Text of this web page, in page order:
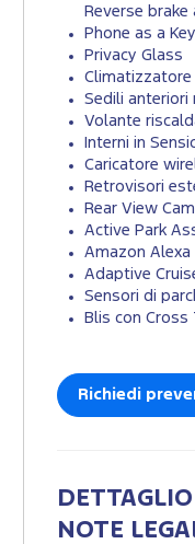
Reverse
Phone as a
Privacy Glass
Sedili anteriori
Volante
Interni in
Caricatore
Retrovisori
Rear View
Active Park
Amazon Alexa
Adaptive
Sensori di
Blis con
Richiedi
NOTE